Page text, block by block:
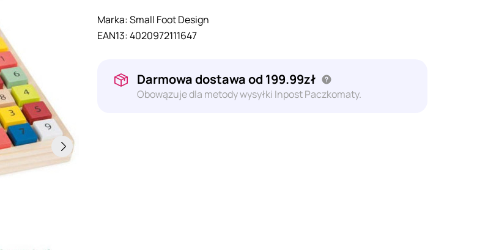
Marka:Small Foot Design
EAN13:4020972111647
Darmowa dostawa od 199.99zł
Obowązuje dla metody wysyłki Inpost Paczkomaty.